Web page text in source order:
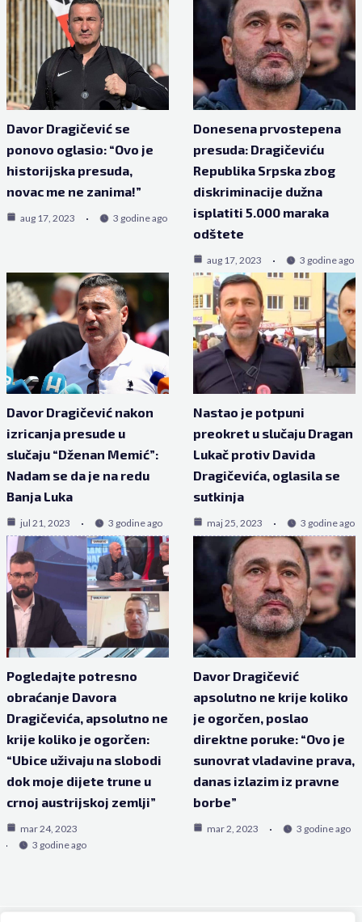
Davor Dragičević se
ponovo oglasio: “Ovo je
historijska presuda,
novac me ne zanima!”
aug 17, 2023 3 godine ago
Donesena prvostepena
presuda: Dragičeviću
Republika Srpska zbog
diskriminacije dužna
isplatiti 5.000 maraka
odštete
aug 17, 2023 3 godine ago
Davor Dragičević nakon
izricanja presude u
slučaju “Dženan Memić”:
Nadam se da je na redu
Banja Luka
jul 21, 2023 3 godine ago
Nastao je potpuni
preokret u slučaju Dragan
Lukač protiv Davida
Dragičevića, oglasila se
sutkinja
maj 25, 2023 3 godine ago
Pogledajte potresno
obraćanje Davora
Dragičevića, apsolutno ne
krije koliko je ogorčen:
“Ubice uživaju na slobodi
dok moje dijete trune u
crnoj austrijskoj zemlji”
mar 24, 2023
3 godine ago
Davor Dragičević
apsolutno ne krije koliko
je ogorčen, poslao
direktne poruke: “Ovo je
sunovrat vladavine prava,
danas izlazim iz pravne
borbe”
mar 2, 2023 3 godine ago